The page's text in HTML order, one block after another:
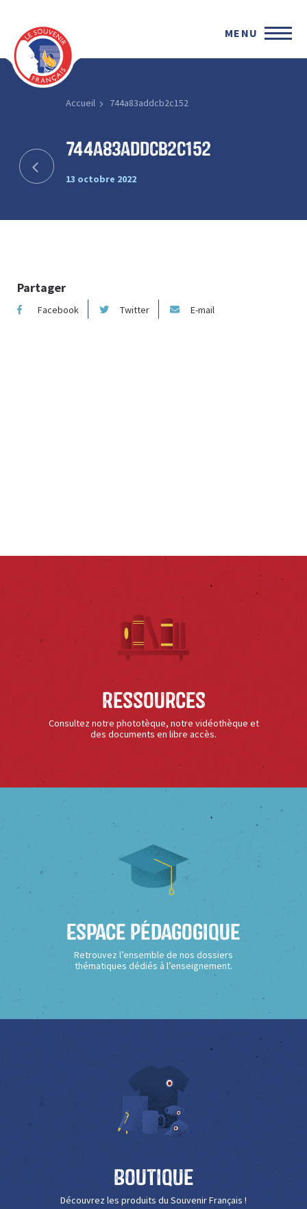
MENU
Accueil 744a83addcb2c152
744a83addcb2c152
13 octobre 2022
Partager
Facebook Twitter E-mail
Ressources
Consultez notre phototèque, notre vidéothèque et
des documents en libre accès.
Espace Pédagogique
Retrouvez l’ensemble de nos dossiers
thématiques dédiés à l’enseignement.
Boutique
Découvrez les produits du Souvenir Français !